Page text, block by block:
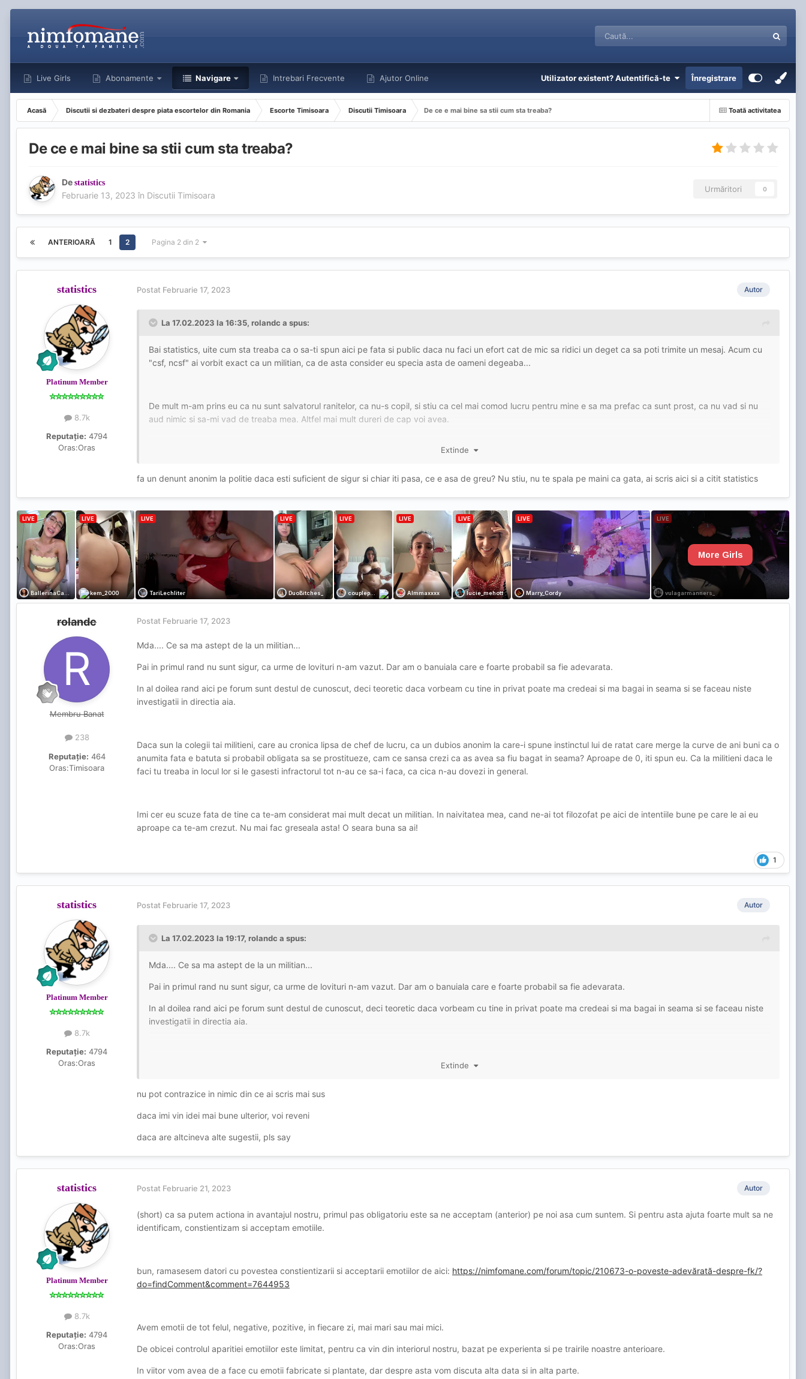
Live Girls Abonamente Navigare Intrebari Frecvente Ajutor Online Utilizator existent? Autentifică-te Înregistrare
Toată activitatea
Acasă Discutii si dezbateri despre piata escortelor din Romania Escorte Timisoara Discutii Timisoara De ce e mai bine sa stii cum sta treaba?
De ce e mai bine sa stii cum sta treaba?
De statistics
Februarie 13, 2023 în Discutii Timisoara
Urmăritori 0
ANTERIOARĂ 1 2 Pagina 2 din 2
statistics
Platinum Member
8.7k
Reputație: 4794
Oras:Oras
Autor
Postat Februarie 17, 2023
La 17.02.2023 la 16:35, rolandc a spus:
Bai statistics, uite cum sta treaba ca o sa-ti spun aici pe fata si public daca nu faci un efort cat de mic sa ridici un deget ca sa poti trimite un mesaj. Acum cu
"csf, ncsf" ai vorbit exact ca un militian, ca de asta consider eu specia asta de oameni degeaba...
De mult m-am prins eu ca nu sunt salvatorul ranitelor, ca nu-s copil, si stiu ca cel mai comod lucru pentru mine e sa ma prefac ca sunt prost, ca nu vad si nu
aud nimic si sa-mi vad de treaba mea. Altfel mai mult dureri de cap voi avea.
agresata fizic constant si ca s-ar putea sa aiba probleme. Si ca poate maine-poimaine o vad la stiri ca a fost omorata in bataie de un proxenet de exemplu, ca
Si acum te intreb, cu mintea ta de militica comod care-i e lene sa trimita un mesaj, cam ce crezi tu ca ar trebui sa fac? Sa iau o aspirina preventiv ca sa nu ma
doara capul si sa ma duc la culcare linistit?
Extinde
fa un denunt anonim la politie daca esti suficient de sigur si chiar iti pasa, ce e asa de greu? Nu stiu, nu te spala pe maini ca gata, ai scris aici si a citit statistics
rolandc
Membru Banat
238
Reputație: 464
Oras:Timisoara
Postat Februarie 17, 2023
Mda.... Ce sa ma astept de la un militian...
Pai in primul rand nu sunt sigur, ca urme de lovituri n-am vazut. Dar am o banuiala care e foarte probabil sa fie adevarata.
In al doilea rand aici pe forum sunt destul de cunoscut, deci teoretic daca vorbeam cu tine in privat poate ma credeai si ma bagai in seama si se faceau niste
investigatii in directia aia.
Daca sun la colegii tai militieni, care au cronica lipsa de chef de lucru, ca un dubios anonim la care-i spune instinctul lui de ratat care merge la curve de ani buni ca o
anumita fata e batuta si probabil obligata sa se prostitueze, cam ce sansa crezi ca as avea sa fiu bagat in seama? Aproape de 0, iti spun eu. Ca la militieni daca le
faci tu treaba in locul lor si le gasesti infractorul tot n-au ce sa-i faca, ca cica n-au dovezi in general.
Imi cer eu scuze fata de tine ca te-am considerat mai mult decat un militian. In naivitatea mea, cand ne-ai tot filozofat pe aici de intentiile bune pe care le ai eu
aproape ca te-am crezut. Nu mai fac greseala asta! O seara buna sa ai!
1
statistics
Platinum Member
8.7k
Reputație: 4794
Oras:Oras
Autor
Postat Februarie 17, 2023
La 17.02.2023 la 19:17, rolandc a spus:
Mda.... Ce sa ma astept de la un militian...
Pai in primul rand nu sunt sigur, ca urme de lovituri n-am vazut. Dar am o banuiala care e foarte probabil sa fie adevarata.
In al doilea rand aici pe forum sunt destul de cunoscut, deci teoretic daca vorbeam cu tine in privat poate ma credeai si ma bagai in seama si se faceau niste
investigatii in directia aia.
Daca sun la colegii tai militieni, care au cronica lipsa de chef de lucru, ca un dubios anonim la care-i spune instinctul lui de ratat care merge la curve de ani
militieni daca le faci tu treaba in locul lor si le gasesti infractorul tot n-au ce sa-i faca, ca cica n-au dovezi in general.
Imi cer eu scuze fata de tine ca te-am considerat mai mult decat un militian. In naivitatea mea, cand ne-ai tot filozofat pe aici de intentiile bune pe care le ai eu
Extinde
nu pot contrazice in nimic din ce ai scris mai sus
daca imi vin idei mai bune ulterior, voi reveni
daca are altcineva alte sugestii, pls say
statistics
Platinum Member
8.7k
Reputație: 4794
Oras:Oras
Autor
Postat Februarie 21, 2023
(short) ca sa putem actiona in avantajul nostru, primul pas obligatoriu este sa ne acceptam (anterior) pe noi asa cum suntem. Si pentru asta ajuta foarte mult sa ne
identificam, constientizam si acceptam emotiile.
bun, ramasesem datori cu povestea constientizarii si acceptarii emotiilor de aici: https://nimfomane.com/forum/topic/210673-o-poveste-adevărată-despre-fk/?
do=findComment&comment=7644953
Avem emotii de tot felul, negative, pozitive, in fiecare zi, mai mari sau mai mici.
De obicei controlul aparitiei emotiilor este limitat, pentru ca vin din interiorul nostru, bazat pe experienta si pe trairile noastre anterioare.
In viitor vom avea de a face cu emotii fabricate si plantate, dar despre asta vom discuta alta data si in alta parte.